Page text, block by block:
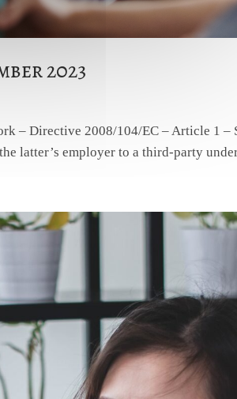
2023
– Directive 2008/104/EC – Article 1 –
latter’s employer to a third-party